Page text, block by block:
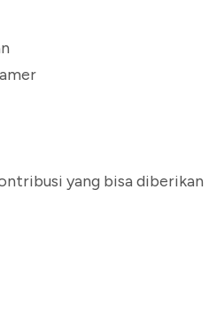
yang bisa diberikan